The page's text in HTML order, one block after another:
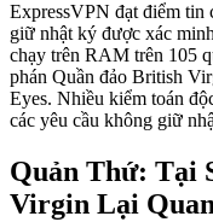
ExpressVPN đạt điểm tin
giữ nhật ký được xác
chạy trên RAM trên 105
phán Quần đảo British
Eyes. Nhiều kiểm toán
các yêu cầu không giữ
Quản Thứ: Tại
Virgin Lại